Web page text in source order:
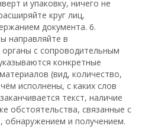
и упаковку, ничего не
круг лиц,
документа. 6.
направляйте в
с сопроводительным
конкретные
(вид, количество,
исполнены, с каких слов
текст, наличие
обстоятельства, связанные с
обнаружением и получением.